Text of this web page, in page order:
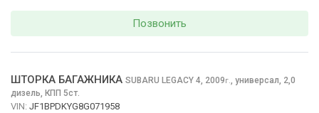
Позвонить
ШТОРКА БАГАЖНИКА SUBARU LEGACY 4, 2009г., универсал, 2,0
дизель, КПП 5ст.
VIN: JF1BPDKYG8G071958